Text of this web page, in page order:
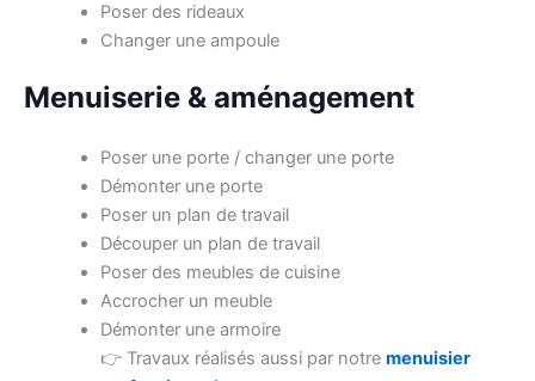
Poser des rideaux
Changer une ampoule
Menuiserie & aménagement
Poser une porte / changer une porte
Démonter une porte
Poser un plan de travail
Découper un plan de travail
Poser des meubles de cuisine
Accrocher un meuble
Démonter une armoire
👉 Travaux réalisés aussi par notre menuisier